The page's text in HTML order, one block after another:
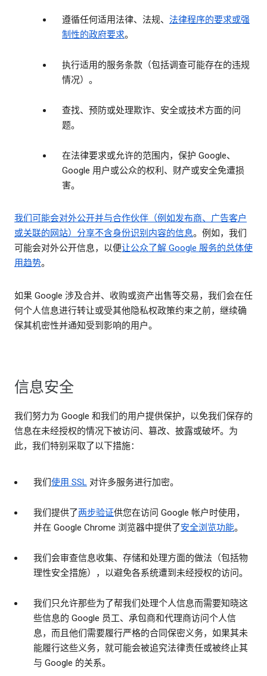
遵循任何适用法律、法规、 法律程序的要求或强
制性的政府要求。
执行适用的服务条款（包括调查可能存在的违规
情况）。
查找、预防或处理欺诈、安全或技术方面的问
题。
在法律要求或允许的范围内，保护 Google、
Google 用户或公众的权利、财产或安全免遭损
害。
我们可能会对外公开并与合作伙伴（例如发布商、广告客户
或关联的网站）分享不含身份识别内容的信息。例如，我们
可能会对外公开信息，以便让公众了解 Google 服务的总体使
用趋势。
如果 Google 涉及合并、收购或资产出售等交易，我们会在任
何个人信息进行转让或受其他隐私权政策约束之前，继续确
保其机密性并通知受到影响的用户。
信息安全
我们努力为 Google 和我们的用户提供保护，以免我们保存的
信息在未经授权的情况下被访问、篡改、披露或破坏。为
此，我们特别采取了以下措施：
我们使用 SSL 对许多服务进行加密。
我们提供了两步验证供您在访问 Google 帐户时使用，
并在 Google Chrome 浏览器中提供了安全浏览功能。
我们会审查信息收集、存储和处理方面的做法（包括物
理性安全措施），以避免各系统遭到未经授权的访问。
我们只允许那些为了帮我们处理个人信息而需要知晓这
些信息的 Google 员工、承包商和代理商访问个人信
息，而且他们需要履行严格的合同保密义务，如果其未
能履行这些义务，就可能会被追究法律责任或被终止其
与 Google 的关系。